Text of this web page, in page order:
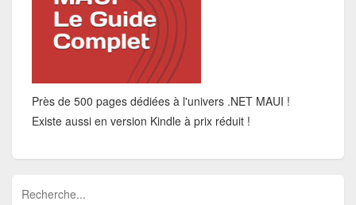
Près de 500 pages dédiées à l'univers .NET MAUI !
Existe aussi en version Kindle à prix réduit !